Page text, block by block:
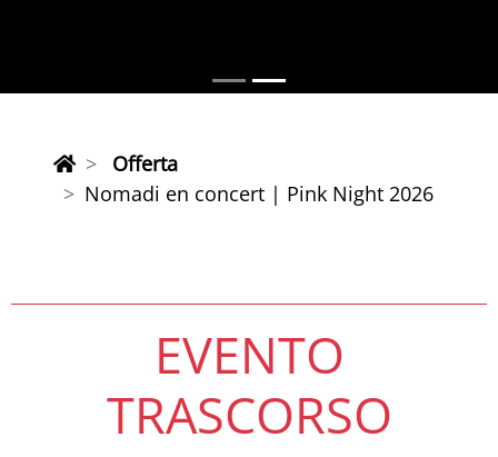
Offerta
Nomadi en concert | Pink Night 2026
EVENTO
TRASCORSO